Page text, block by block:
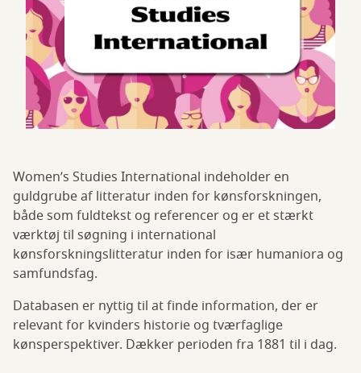
Women’s Studies International indeholder en
guldgrube af litteratur inden for kønsforskningen,
både som fuldtekst og referencer og er et stærkt
værktøj til søgning i international
kønsforskningslitteratur inden for især humaniora og
samfundsfag.
Databasen er nyttig til at finde information, der er
relevant for kvinders historie og tværfaglige
kønsperspektiver. Dækker perioden fra 1881 til i dag.